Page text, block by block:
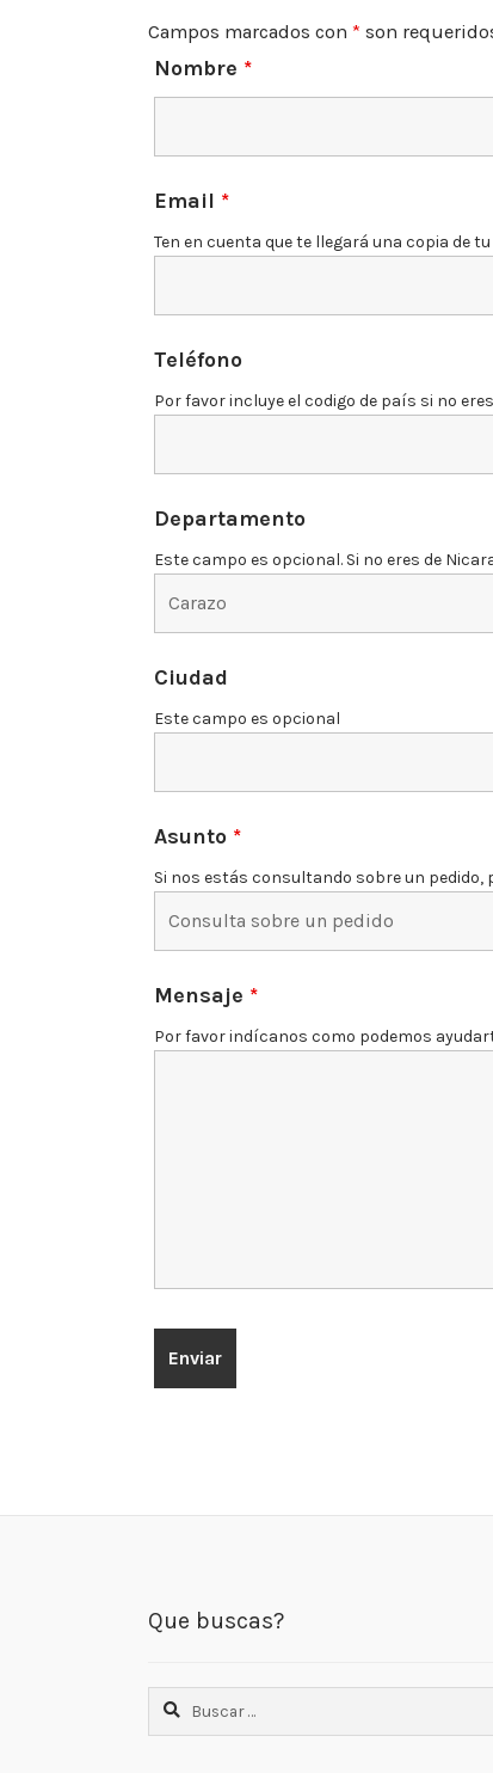
Campos marcados con * son
Nombre *
Email *
Ten en cuenta que te llegará una copia de
Teléfono
Por favor incluye el codigo de país si no
Departamento
Este campo es opcional. Si no eres de
Ciudad
Este campo es opcional
Asunto *
Si nos estás consultando sobre un pedido,
Mensaje *
Por favor indícanos como podemos
Que buscas?
Buscar: